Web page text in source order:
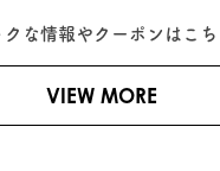
クな情報やクーポンはこち
VIEW MORE